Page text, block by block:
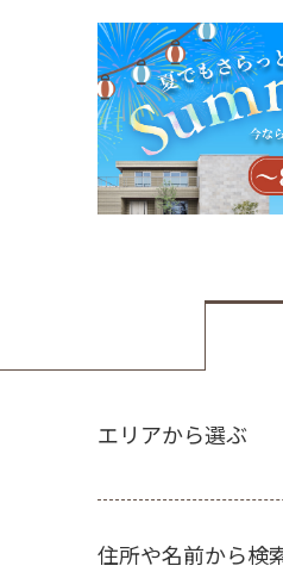
エリアから選ぶ
住所や名前から検